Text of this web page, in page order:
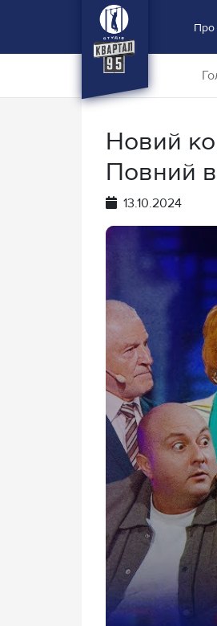
Про
Новий
Повний
13.10.2024